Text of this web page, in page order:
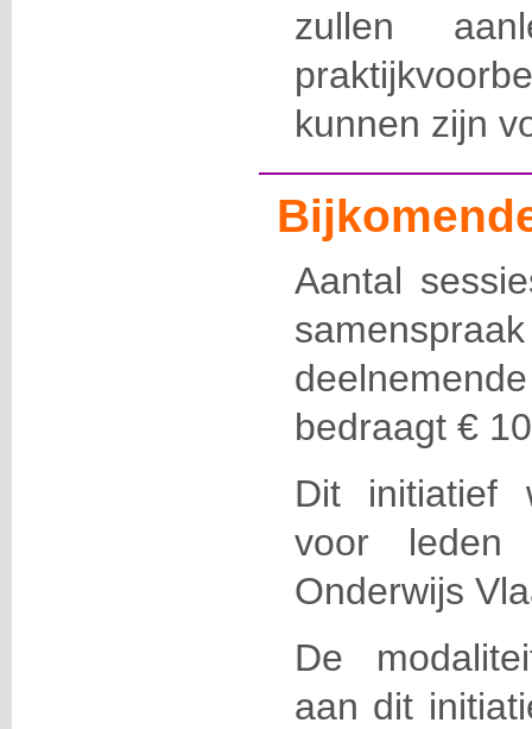
zullen
kunnen zijn
Aantal
bedraagt €
Dit initiatief
voor leden
Onderwijs
De
aan dit